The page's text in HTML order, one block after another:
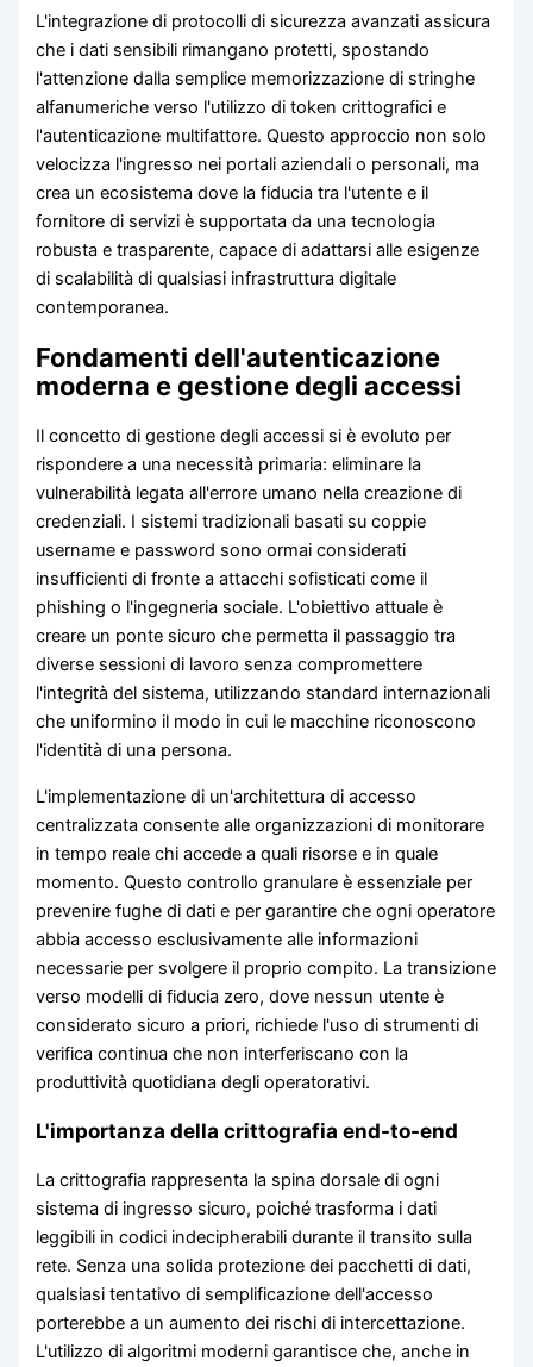
L'integrazione di protocolli di sicurezza avanzati assicura
che i dati sensibili rimangano protetti, spostando
l'attenzione dalla semplice memorizzazione di stringhe
alfanumeriche verso l'utilizzo di token crittografici e
l'autenticazione multifattore. Questo approccio non solo
velocizza l'ingresso nei portali aziendali o personali, ma
crea un ecosistema dove la fiducia tra l'utente e il
fornitore di servizi è supportata da una tecnologia
robusta e trasparente, capace di adattarsi alle esigenze
di scalabilità di qualsiasi infrastruttura digitale
contemporanea.
Fondamenti dell'autenticazione
moderna e gestione degli accessi
Il concetto di gestione degli accessi si è evoluto per
rispondere a una necessità primaria: eliminare la
vulnerabilità legata all'errore umano nella creazione di
credenziali. I sistemi tradizionali basati su coppie
username e password sono ormai considerati
insufficienti di fronte a attacchi sofisticati come il
phishing o l'ingegneria sociale. L'obiettivo attuale è
creare un ponte sicuro che permetta il passaggio tra
diverse sessioni di lavoro senza compromettere
l'integrità del sistema, utilizzando standard internazionali
che uniformino il modo in cui le macchine riconoscono
l'identità di una persona.
L'implementazione di un'architettura di accesso
centralizzata consente alle organizzazioni di monitorare
in tempo reale chi accede a quali risorse e in quale
momento. Questo controllo granulare è essenziale per
prevenire fughe di dati e per garantire che ogni operatore
abbia accesso esclusivamente alle informazioni
necessarie per svolgere il proprio compito. La transizione
verso modelli di fiducia zero, dove nessun utente è
considerato sicuro a priori, richiede l'uso di strumenti di
verifica continua che non interferiscano con la
produttività quotidiana degli operatorativi.
L'importanza della crittografia end-to-end
La crittografia rappresenta la spina dorsale di ogni
sistema di ingresso sicuro, poiché trasforma i dati
leggibili in codici indecipherabili durante il transito sulla
rete. Senza una solida protezione dei pacchetti di dati,
qualsiasi tentativo di semplificazione dell'accesso
porterebbe a un aumento dei rischi di intercettazione.
L'utilizzo di algoritmi moderni garantisce che, anche in